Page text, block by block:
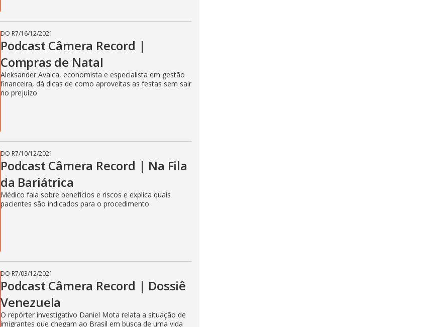
DO R7/16/12/2021
Podcast Câmera Record |
Compras de Natal
Aleksander Avalca, economista e especialista em gestão
financeira, dá dicas de como aproveitas as festas sem sair
no prejuízo
DO R7/10/12/2021
Podcast Câmera Record | Na Fila
da Bariátrica
Médico fala sobre benefícios e riscos e explica quais
pacientes são indicados para o procedimento
DO R7/03/12/2021
Podcast Câmera Record | Dossiê
Venezuela
O repórter investigativo Daniel Mota relata a situação de
imigrantes que chegam ao Brasil em busca de uma vida